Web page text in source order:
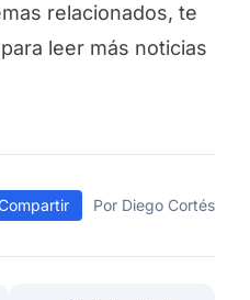
relacionados, te
leer más noticias
Por Diego Cortés